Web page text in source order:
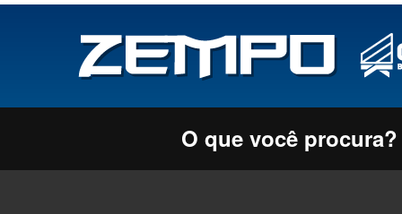
O que você procura?